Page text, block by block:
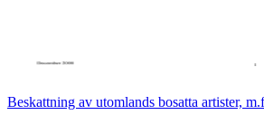
Beskattning av utomlands bosatta artister,